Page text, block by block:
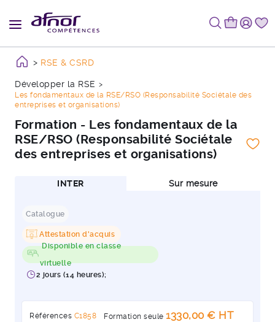
RSE & CSRD
Développer la RSE
Les fondamentaux de la RSE/RSO (Responsabilité Sociétale des
entreprises et organisations)
Formation - Les fondamentaux de la
RSE/RSO (Responsabilité Sociétale
des entreprises et organisations)
INTER Sur mesure
Catalogue
Attestation d'acquis
Disponible en classe
virtuelle
2 jours (14 heures);
Références C1858 Formation seule 1330,00 € HT